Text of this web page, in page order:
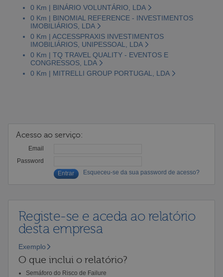
0 Km | BINÁRIO VOLUNTÁRIO, LDA
0 Km | BINOMIAL REFERENCE - INVESTIMENTOS
IMOBILIÁRIOS, LDA
0 Km | ACCESSPRAXIS INVESTIMENTOS
IMOBILIÁRIOS, UNIPESSOAL, LDA
0 Km | TQ TRAVEL QUALITY - EVENTOS E
CONGRESSOS, LDA
0 Km | MITRELLI GROUP PORTUGAL, LDA
Acesso ao serviço:
Email
Password
Esqueceu-se da sua password de acesso?
Registe-se e aceda ao relatório
desta empresa
Exemplo
O que inclui o relatório?
Semáforo do Risco de Failure